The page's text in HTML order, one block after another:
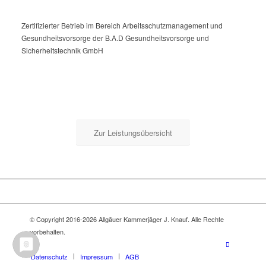
Zertifizierter Betrieb im Bereich Arbeitsschutzmanagement und
Gesundheitsvorsorge der B.A.D Gesundheitsvorsorge und
Sicherheitstechnik GmbH
Zur Leistungsübersicht
© Copyright 2016-2026 Allgäuer Kammerjäger J. Knauf. Alle Rechte
vorbehalten.
Datenschutz Impressum AGB